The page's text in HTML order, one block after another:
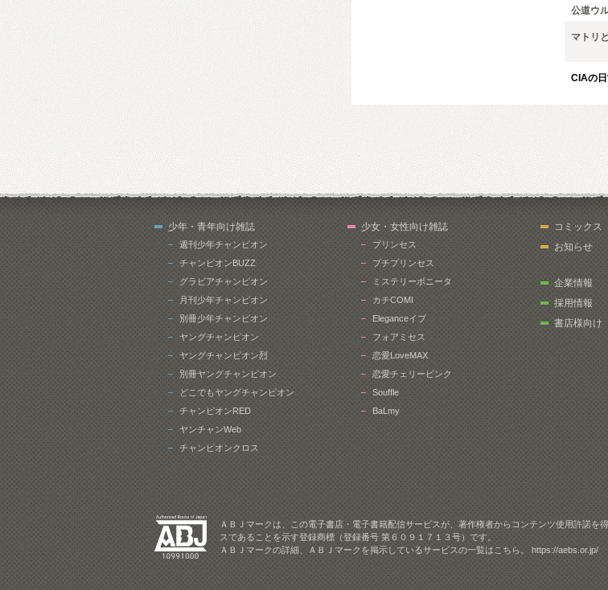
公道ウ
マトリ
CIAの
少年・青年向け雑誌
週刊少年チャンピオン
チャンピオンBUZZ
グラビアチャンピオン
月刊少年チャンピオン
別冊少年チャンピオン
ヤングチャンピオン
ヤングチャンピオン烈
別冊ヤングチャンピオン
どこでもヤングチャンピオン
チャンピオンRED
ヤンチャンWeb
チャンピオンクロス
少女・女性向け雑誌
プリンセス
プチプリンセス
ミステリーボニータ
カチCOMI
Eleganceイブ
フォアミセス
恋愛LoveMAX
恋愛チェリーピンク
Souffle
BaLmy
コミックス
お知らせ
企業情報
採用情報
書店様向け
ＡＢＪマークは、この電子書店・電子書籍配信サービスが、著作権者からコンテンツ使用許諾を
スであることを示す登録商標（登録番号 第６０９１７１３号）です。
ＡＢＪマークの詳細、ＡＢＪマークを掲示しているサービスの一覧はこちら。https://aebs.or.jp/